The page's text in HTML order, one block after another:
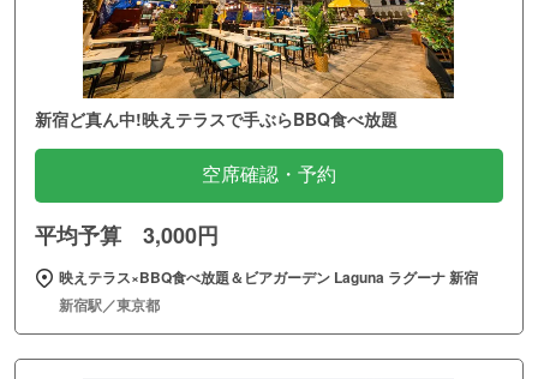
新宿ど真ん中!映えテラスで手ぶらBBQ食べ放題
空席確認・予約
平均予算 3,000円
映えテラス×BBQ食べ放題＆ビアガーデン Laguna ラグーナ 新宿
新宿駅／東京都